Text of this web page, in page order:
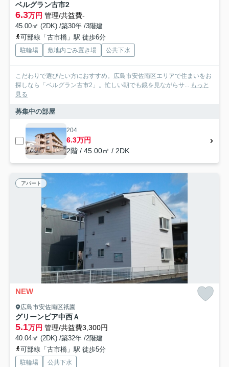
ベルグラン古市2
6.3万円 管理/共益費-
45.00㎡ (2DK) /築30年 /3階建
可部線「古市橋」駅 徒歩6分
駐輪場 敷地内ごみ置き場 公共下水
こだわりで選びたい方におすすめ。広島市安佐南区エリアで住まいをお
探しなら「ベルグラン古市2」。忙しい朝でも鏡を見ながらサ... もっと
見る
募集中の部屋
204
6.3万円
2階 / 45.00㎡ / 2DK
アパート
NEW
広島市安佐南区祇園
グリーンピア中西Ａ
5.1万円 管理/共益費3,300円
40.04㎡ (2DK) /築32年 /2階建
可部線「古市橋」駅 徒歩5分
駐輪場 公共下水